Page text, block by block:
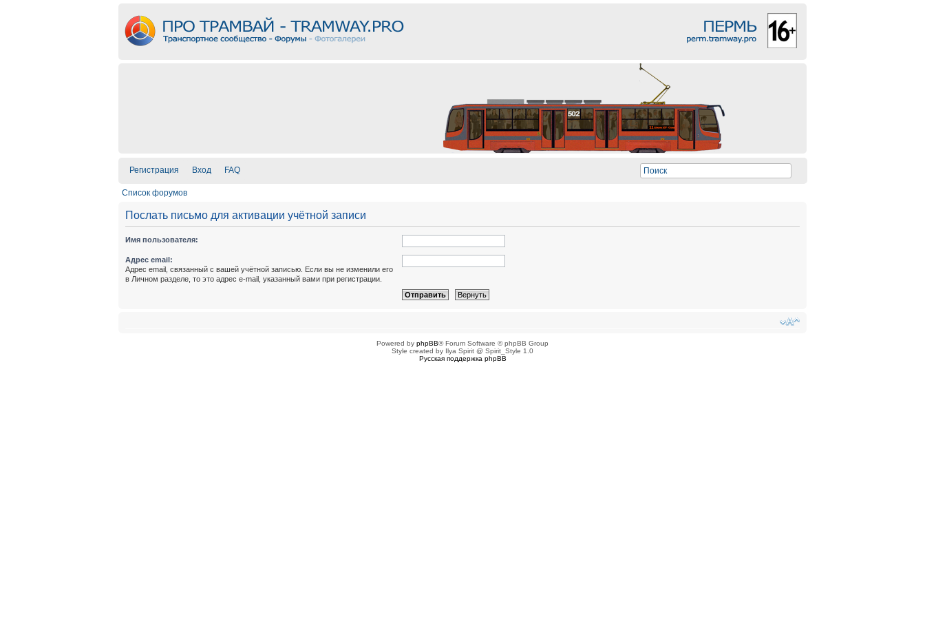
Регистрация Вход FAQ
Список форумов
Послать письмо для активации учётной записи
Имя пользователя:
Адрес email:
Адрес email, связанный с вашей учётной записью. Если вы не изменили его
в Личном разделе, то это адрес e-mail, указанный вами при регистрации.
Powered by phpBB® Forum Software © phpBB Group
Style created by Ilya Spirit @ Spirit_Style 1.0
Русская поддержка phpBB